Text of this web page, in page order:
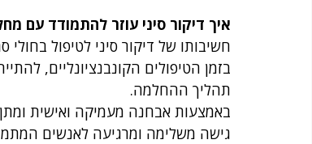
איך דיקור סיני עוזר להתמודד עם
חשיבותו של דיקור סיני לטיפול
בזמן הטיפולים הקונבנציונליים,
תהליך ההחלמה.
באמצעות אבחנה מעמיקה ואישית ומתן
גישה משלימה ומרגיעה לאנשים